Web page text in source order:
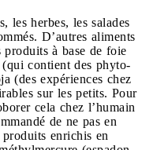
les herbes, les salades
D’autres aliments
à base de foie
contient des phyto-
(des expériences chez
sur les petits. Pour
cela chez l’humain
de ne pas en
enrichis en